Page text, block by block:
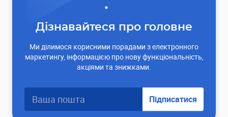
Дізнавайтеся про головне
Ми ділимося корисними порадами з електронного
маркетингу, інформацією про нову функціональність,
акціями та знижками.
Підписатися